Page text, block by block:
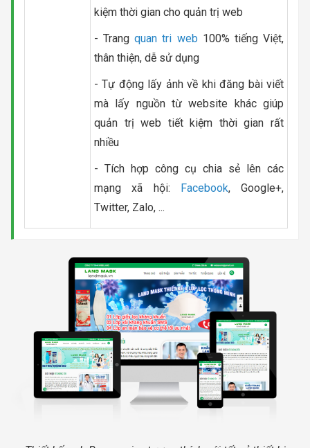
kiệm thời gian cho quản trị web
- Trangquan tri web 100% tiếng Việt,
thân thiện, dễ sử dụng
- Tự động lấy ảnh về khi đăng bài viết
mà lấy nguồn từ website khác giúp
quản trị web tiết kiệm thời gian rất
nhiều
- Tích hợp công cụ chia sẻ lên các
mạng xã hội: Facebook, Google+,
Twitter, Zalo, ...